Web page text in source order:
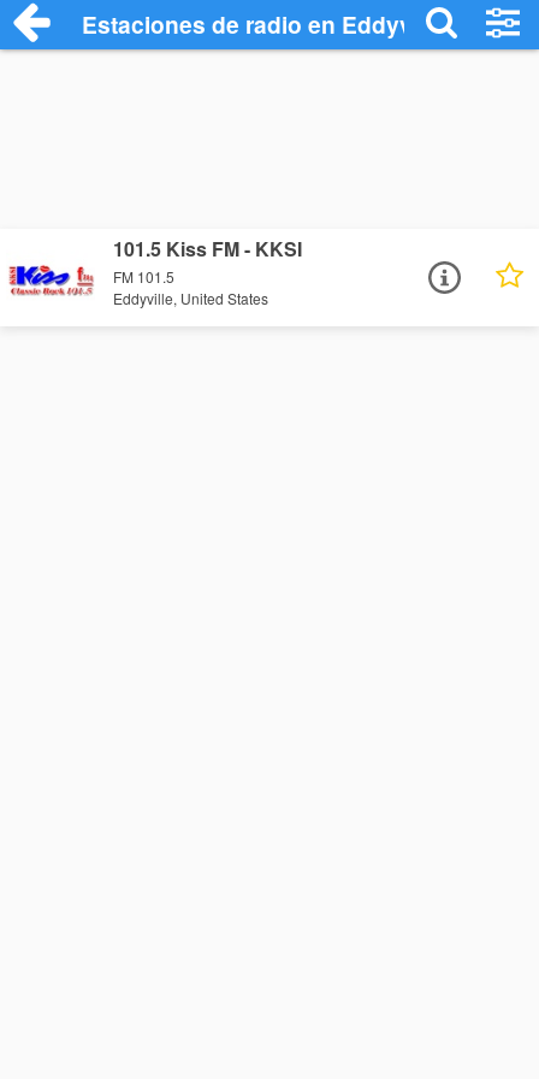
Estaciones de radio en Eddyville -
101.5 Kiss FM - KKSI
FM 101.5
Eddyville, United States